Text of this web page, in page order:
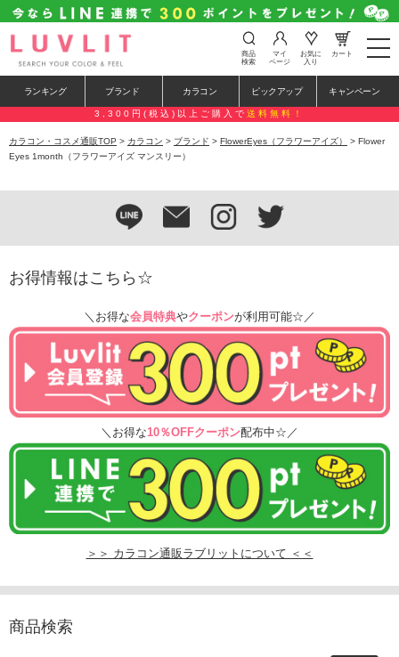
t
o
e
n
a
a
n
商品
検索
マイ
ページ
お気に
入り
カート
ランキング ブランド カラコン ピックアップ キャンペーン
3,300円(税込)以上ご購入で 送料無料！
カラコン・コスメ通販TOP > カラコン > ブランド > FlowerEyes（フラワーアイズ）
> Flower
Eyes 1month（フラワーアイズ マンスリー）
お得情報はこちら☆
＼お得な会員特典やクーポンが利用可能☆／
＼お得な10％OFFクーポン配布中☆／
＞＞ カラコン通販ラブリットについて ＜＜
商品検索